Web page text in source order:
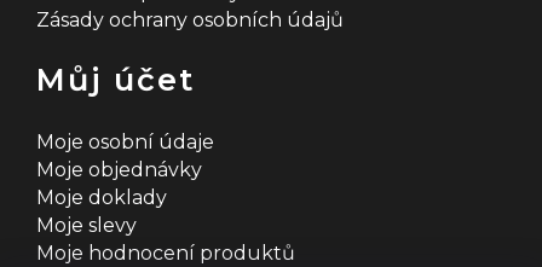
Zásady ochrany osobních údajů
Můj účet
Moje osobní údaje
Moje objednávky
Moje doklady
Moje slevy
Moje hodnocení produktů